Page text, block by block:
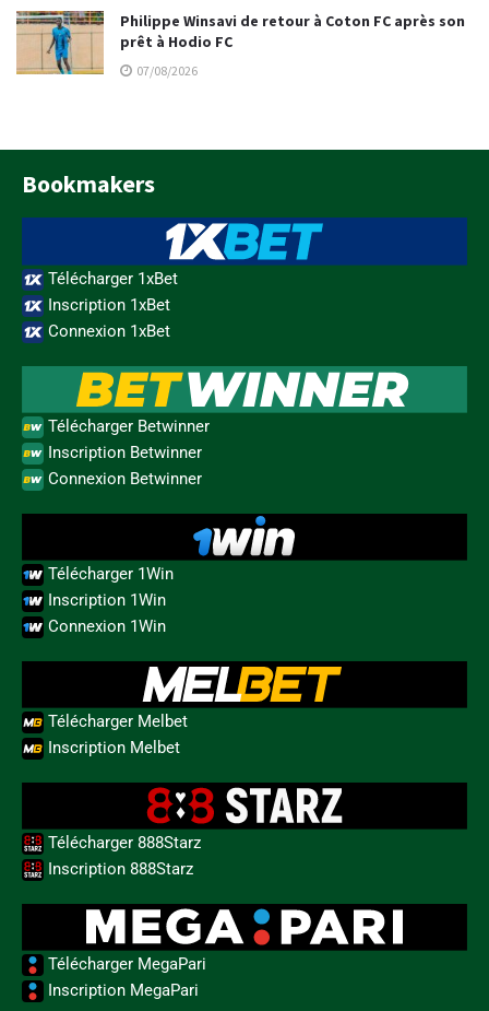
Philippe Winsavi de retour à Coton FC après son
prêt à Hodio FC
07/08/2026
Bookmakers
Télécharger 1xBet
Inscription 1xBet
Connexion 1xBet
Télécharger Betwinner
Inscription Betwinner
Connexion Betwinner
Télécharger 1Win
Inscription 1Win
Connexion 1Win
Télécharger Melbet
Inscription Melbet
Télécharger 888Starz
Inscription 888Starz
Télécharger MegaPari
Inscription MegaPari